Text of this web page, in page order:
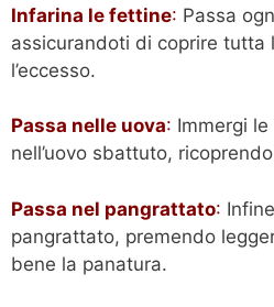
Infarina le fettine: Passa
assicurandoti di coprire tutta
l’eccesso.
Passa nelle uova: Immergi
nell’uovo sbattuto,
Passa nel pangrattato:
pangrattato, premendo
bene la panatura.